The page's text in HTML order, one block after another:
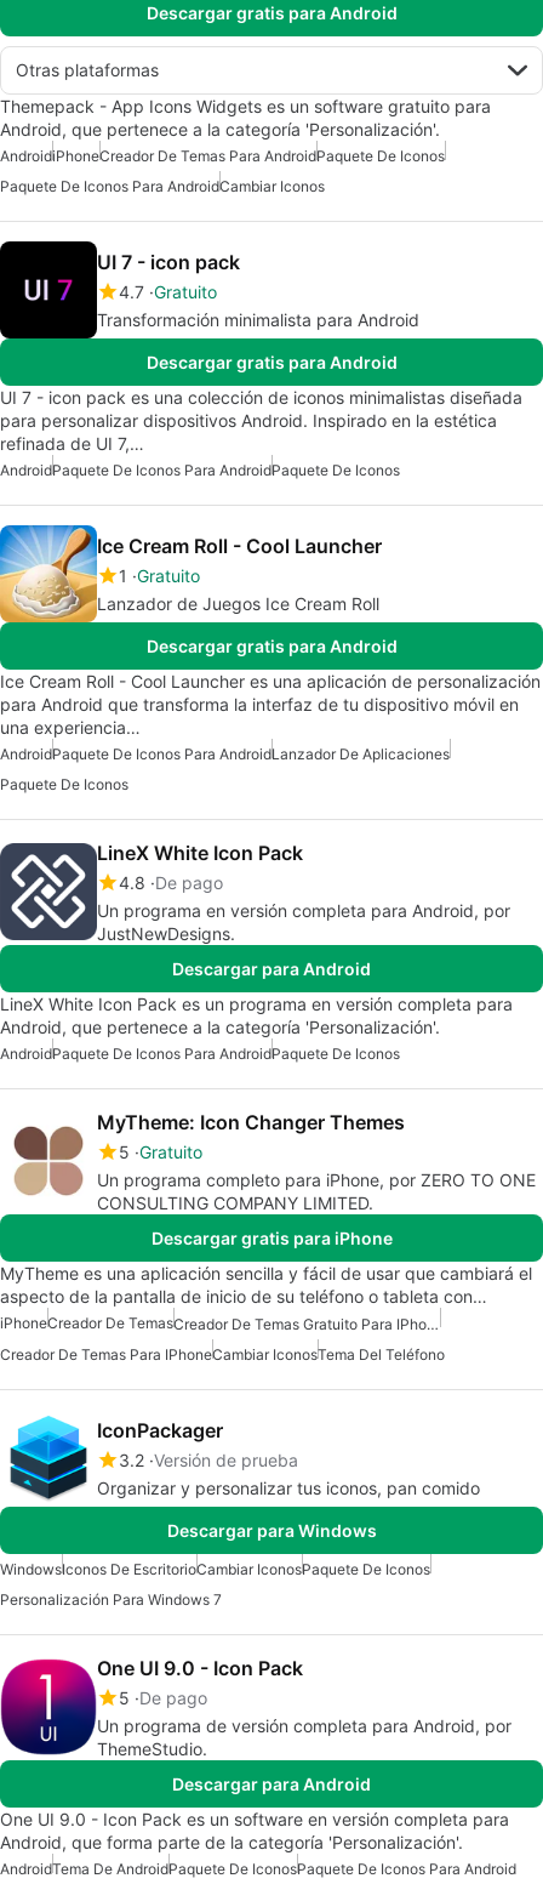
Descargar gratis para Android
Otras plataformas
Themepack - App Icons Widgets es un software gratuito para
Android, que pertenece a la categoría 'Personalización'.
AndroidiPhoneCreador De Temas Para AndroidPaquete De Iconos
Paquete De Iconos Para AndroidCambiar Iconos
UI 7 - icon pack
4.7 Gratuito
Transformación minimalista para Android
Descargar gratis para Android
UI 7 - icon pack es una colección de iconos minimalistas diseñada
para personalizar dispositivos Android. Inspirado en la estética
refinada de UI 7,…
AndroidPaquete De Iconos Para AndroidPaquete De Iconos
Ice Cream Roll - Cool Launcher
1 Gratuito
Lanzador de Juegos Ice Cream Roll
Descargar gratis para Android
Ice Cream Roll - Cool Launcher es una aplicación de personalización
para Android que transforma la interfaz de tu dispositivo móvil en
una experiencia…
AndroidPaquete De Iconos Para AndroidLanzador De Aplicaciones
Paquete De Iconos
LineX White Icon Pack
4.8 De pago
Un programa en versión completa para Android, por
JustNewDesigns.
Descargar para Android
LineX White Icon Pack es un programa en versión completa para
Android, que pertenece a la categoría 'Personalización'.
AndroidPaquete De Iconos Para AndroidPaquete De Iconos
MyTheme: Icon Changer Themes
5 Gratuito
Un programa completo para iPhone, por ZERO TO ONE
CONSULTING COMPANY LIMITED.
Descargar gratis para iPhone
MyTheme es una aplicación sencilla y fácil de usar que cambiará el
aspecto de la pantalla de inicio de su teléfono o tableta con…
iPhoneCreador De Temas
Creador De Temas Gratuito Para IPhone
Creador De Temas Para IPhoneCambiar IconosTema Del Teléfono
IconPackager
3.2 Versión de prueba
Organizar y personalizar tus iconos, pan comido
Descargar para Windows
WindowsIconos De EscritorioCambiar IconosPaquete De Iconos
Personalización Para Windows 7
One UI 9.0 - Icon Pack
5 De pago
Un programa de versión completa para Android, por
ThemeStudio.
Descargar para Android
One UI 9.0 - Icon Pack es un software en versión completa para
Android, que forma parte de la categoría 'Personalización'.
AndroidTema De AndroidPaquete De IconosPaquete De Iconos Para Android